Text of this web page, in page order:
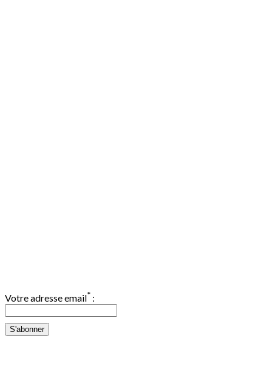
Votre adresse email* :